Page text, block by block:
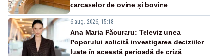
carcaselor de ovine și bovine
6 aug. 2026, 15:18
Ana Maria Păcuraru: Televiziunea
Poporului solicită investigarea deciziilor
luate în această perioadă de criză